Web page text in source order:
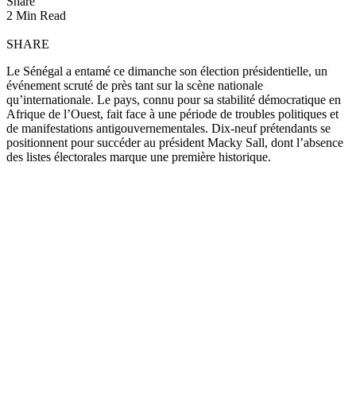
2 Min Read
SHARE
Le Sénégal a entamé ce dimanche son élection présidentielle, un
événement scruté de près tant sur la scène nationale
qu’internationale. Le pays, connu pour sa stabilité démocratique en
Afrique de l’Ouest, fait face à une période de troubles politiques et
de manifestations antigouvernementales. Dix-neuf prétendants se
positionnent pour succéder au président Macky Sall, dont l’absence
des listes électorales marque une première historique.